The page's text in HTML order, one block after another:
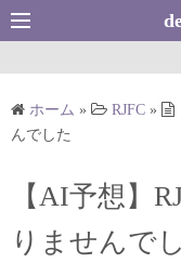
コ
ン
ホーム » RJFC »
んでした
【AI予想】
りませんで